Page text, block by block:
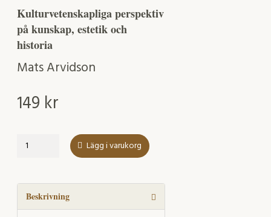
Kulturvetenskapliga perspektiv
på kunskap, estetik och
historia
Mats Arvidson
149 kr
Kris
mängd
Lägg i varukorg
Beskrivning